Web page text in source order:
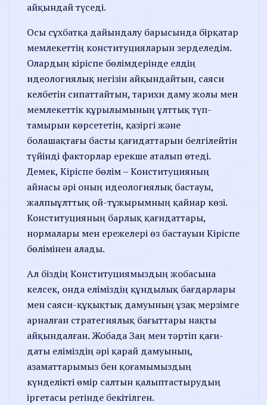
айқындай түседі.
Осы сұхбатқа дайындалу барысында бірқатар
мемлекеттің конституцияларын зерделедім.
Олардың кіріспе бөлімдерінде елдің
идеологиялық негізін айқындайтын, саяси
келбетін сипаттайтын, тарихи даму жолы мен
мемлекеттік құрылымының ұлттық түп-
тамырын көрсететін, қазіргі және
болашақтағы бас­ты қағидаттарын белгілейтін
түйінді факторлар ерекше аталып өтеді.
Демек, Кіріспе бөлім – Конституцияның
айнасы әрі оның идеологиялық бастауы,
жалпыұлттық ой-тұжырымның қайнар көзі.
Конституцияның барлық қағидаттары,
нормалары мен ережелері өз бастауын Кіріспе
бөлімінен алады.
Ал біздің Конституциямыздың жобасына
келсек, онда еліміздің құнды­лық бағдарлары
мен сая­си-құқықтық дамуының ұзақ мер­зімге
арналған стратегиялық бағыттары нақты
айқын­дал­ған. Жобада Заң мен тәртіп қағи­
даты еліміздің әрі қарай дамуы­ның,
азаматтарымыз бен қо­ғамы­мыздың
күнделікті өмір сал­тын қа­лыптастырудың
ірге­тасы ретінде бекітілген.